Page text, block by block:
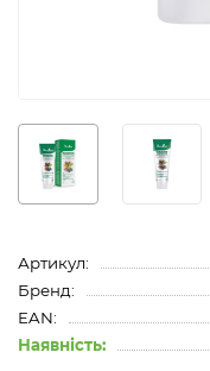
Артикул:
Бренд:
EAN:
Наявність: